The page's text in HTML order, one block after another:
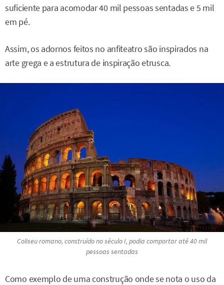
suficiente para acomodar 40 mil pessoas sentadas e 5 mil
em pé.
Assim, os adornos feitos no anfiteatro são inspirados na
arte grega e a estrutura de inspiração etrusca.
Coliseu romano, construído no século I, podia comportar até 40 mil
pessoas sentadas
Como exemplo de uma construção onde se nota o uso da